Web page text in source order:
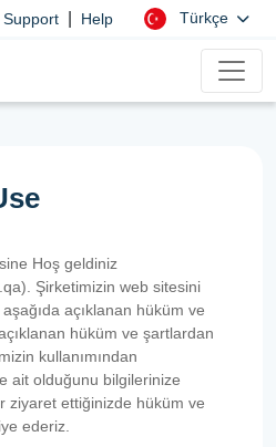
Support Help Türkçe
Hoş geldiniz
Şirketimizin web sitesini
açıklanan hüküm ve
hüküm ve şartlardan
kullanımından
ait olduğunu bilgilerinize
ziyaret ettiğinizde hüküm ve
ederiz.